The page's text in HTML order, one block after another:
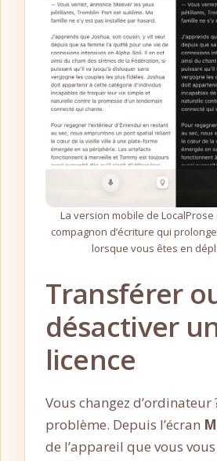
La version mobile de
compagnon d’écriture qui
lorsque vous êtes en
Transférer
désactiver
licence
Vous changez d’ordinateur
problème. Depuis l’écran
de l’appareil que vous